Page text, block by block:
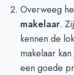
Overweeg
makelaar.
kennen de
makelaar
een goede